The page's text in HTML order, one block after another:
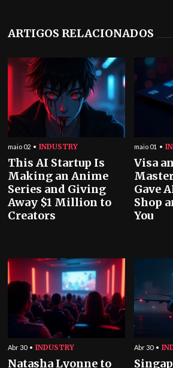
ARTIGOS RELACIONADOS
maio 02 INDUSTRY
This AI Startup Is
Making an Anime
Series and Giving
Away $1 Million to
Creators
maio 01
Visa
Gave
Shop
You
Abr 30 INDUSTRY
Natasha Lyonne to
Abr 30